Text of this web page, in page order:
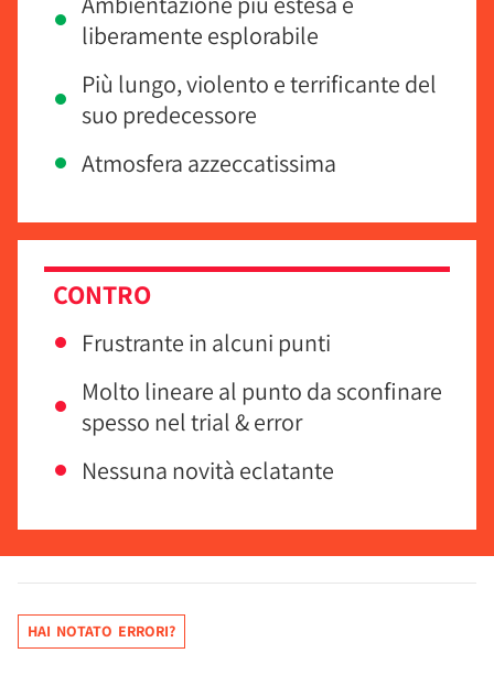
liberamente esplorabile
Più lungo, violento e terrificante del
suo predecessore
Atmosfera azzeccatissima
CONTRO
Frustrante in alcuni punti
Molto lineare al punto da sconfinare
spesso nel trial & error
Nessuna novità eclatante
HAI NOTATO ERRORI?